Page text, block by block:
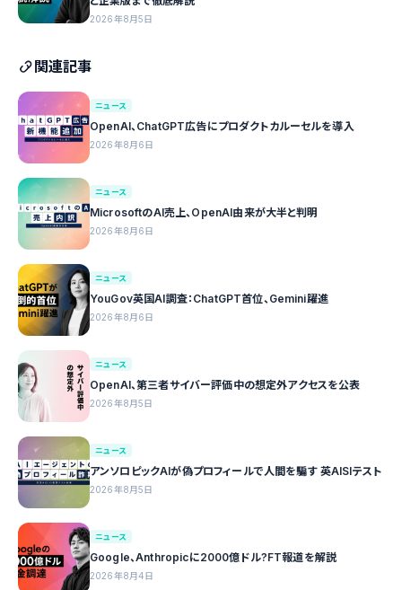
2026年8月5日
関連記事
ニュース
OpenAI、ChatGPT広告にプロダクトカルーセルを導入
2026年8月6日
ニュース
MicrosoftのAI売上、OpenAI由来が大半と判明
2026年8月6日
ニュース
YouGov英国AI調査：ChatGPT首位、Gemini躍進
2026年8月6日
ニュース
OpenAI、第三者サイバー評価中の想定外アクセスを公表
2026年8月5日
ニュース
アンソロピックAIが偽プロフィールで人間を騙す 英AISIテスト
2026年8月5日
ニュース
Google、Anthropicに2000億ドル?FT報道を解説
2026年8月4日